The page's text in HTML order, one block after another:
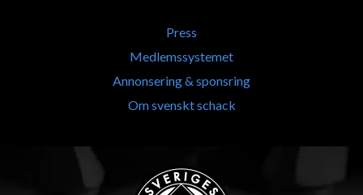
Press
Medlemssystemet
Annonsering & sponsring
Om svenskt schack